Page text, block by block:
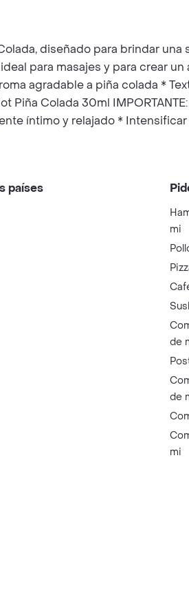
diseñado para brindar
para masajes y para crear
agradable a piña colada *
Piña Colada 30ml
íntimo y relajado *
países
mi
de
de
mi